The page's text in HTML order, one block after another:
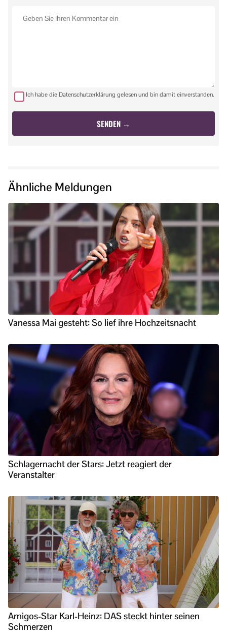
Ich habe die Datenschutzerklärung gelesen und bin damit einverstanden.
Ähnliche Meldungen
Vanessa Mai gesteht: So lief ihre Hochzeitsnacht
Schlagernacht der Stars: Jetzt reagiert der
Veranstalter
Amigos-Star Karl-Heinz: DAS steckt hinter seinen
Schmerzen